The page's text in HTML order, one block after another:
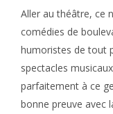
Aller au théâtre, ce
comédies de
humoristes de tout
spectacles
parfaitement à ce
bonne preuve avec